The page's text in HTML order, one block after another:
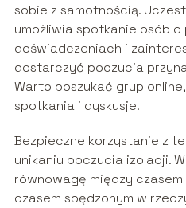
sobie z samotnością.
umożliwia spotkanie osób
doświadczeniach i
dostarczyć poczucia
Warto poszukać grup
spotkania i dyskusje.
Bezpieczne korzystanie z
unikaniu poczucia izolacji.
równowagę między
czasem spędzonym w